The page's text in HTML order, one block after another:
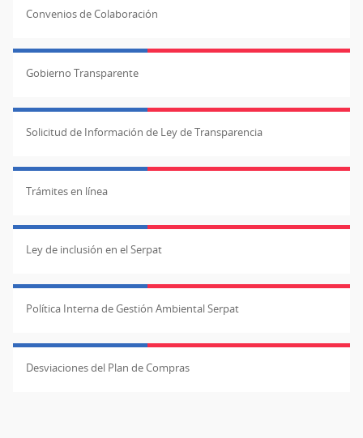
Convenios de Colaboración
Gobierno Transparente
Solicitud de Información de Ley de Transparencia
Trámites en línea
Ley de inclusión en el Serpat
Política Interna de Gestión Ambiental Serpat
Desviaciones del Plan de Compras